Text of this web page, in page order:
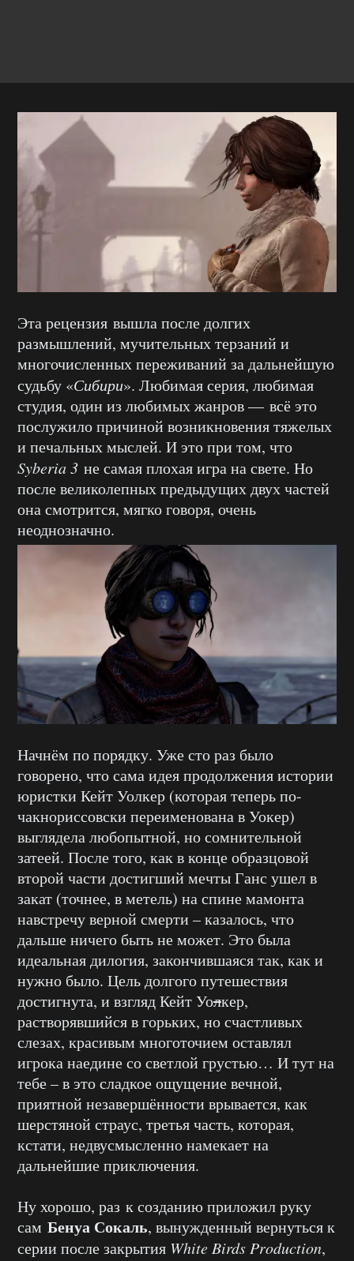
Эта рецензия вышла после долгих
размышлений, мучительных терзаний и
многочисленных переживаний за дальнейшую
судьбу «Сибири». Любимая серия, любимая
студия, один из любимых жанров — всё это
послужило причиной возникновения тяжелых
и печальных мыслей. И это при том, что
Syberia 3 не самая плохая игра на свете. Но
после великолепных предыдущих двух частей
она смотрится, мягко говоря, очень
неоднозначно.
Начнём по порядку. Уже сто раз было
говорено, что сама идея продолжения истории
юристки Кейт Уолкер (которая теперь по-
чакнориссовски переименована в Уокер)
выглядела любопытной, но сомнительной
затеей. После того, как в конце образцовой
второй части достигший мечты Ганс ушел в
закат (точнее, в метель) на спине мамонта
навстречу верной смерти – казалось, что
дальше ничего быть не может. Это была
идеальная дилогия, закончившаяся так, как и
нужно было. Цель долгого путешествия
достигнута, и взгляд Кейт Уолкер,
растворявшийся в горьких, но счастливых
слезах, красивым многоточием оставлял
игрока наедине со светлой грустью… И тут на
тебе – в это сладкое ощущение вечной,
приятной незавершённости врывается, как
шерстяной страус, третья часть, которая,
кстати, недвусмысленно намекает на
дальнейшие приключения.
Ну хорошо, раз к созданию приложил руку
сам Бенуа Сокаль, вынужденный вернуться к
серии после закрытия White Birds Production,